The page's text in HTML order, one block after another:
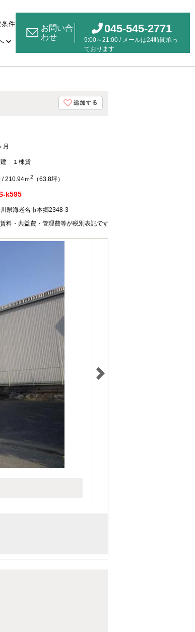
件
お問い合
わせ
045-545-2771
9:00～21:00 / メールは24時間承っ
ております
月
建 １棟貸
/ 210.94ｍ2 （63.8坪）
k595
県海老名市本郷2348-3
料・共益費・管理費等が税別表記です